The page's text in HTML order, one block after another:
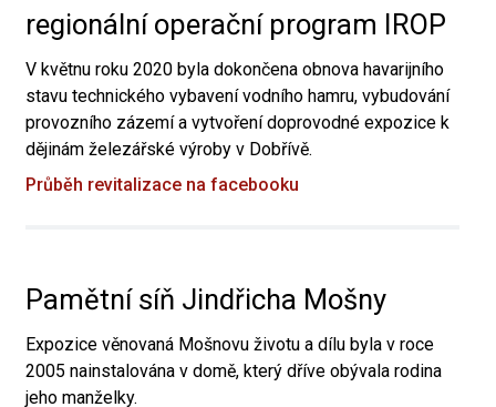
regionální operační program IROP
V květnu roku 2020 byla dokončena obnova havarijního
stavu technického vybavení vodního hamru, vybudování
provozního zázemí a vytvoření doprovodné expozice k
dějinám železářské výroby v Dobřívě.
Průběh revitalizace na facebooku
Pamětní síň Jindřicha Mošny
Expozice věnovaná Mošnovu životu a dílu byla v roce
2005 nainstalována v domě, který dříve obývala rodina
jeho manželky.